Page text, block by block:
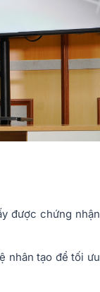
được chứng nhận
nhân tạo để tối ưu